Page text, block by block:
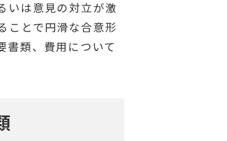
いは意見の対立が激
ことで円滑な合意形
書類、費用について